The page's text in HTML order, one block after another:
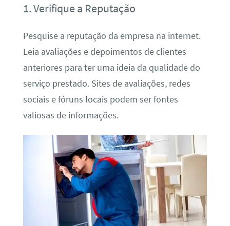
1. Verifique a Reputação
Pesquise a reputação da empresa na internet.
Leia avaliações e depoimentos de clientes
anteriores para ter uma ideia da qualidade do
serviço prestado. Sites de avaliações, redes
sociais e fóruns locais podem ser fontes
valiosas de informações.